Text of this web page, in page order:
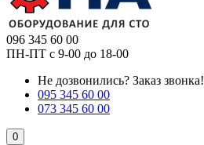
096 345 60 00
ПН-ПТ с 9-00 до 18-00
Не дозвонились? Заказ звонка!
095 345 60 00
073 345 60 00
0